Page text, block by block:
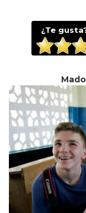
¿Te